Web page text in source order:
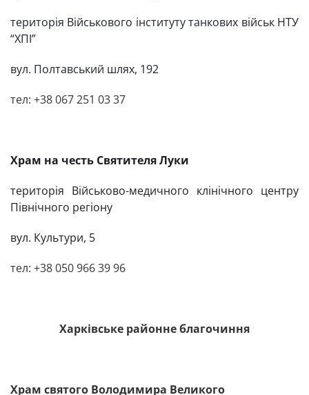
територія Військового інституту танкових військ НТУ
“ХПІ”
вул. Полтавський шлях, 192
тел: +38 067 251 03 37
Храм на честь Святителя Луки
територія Військово-медичного клінічного центру
Північного регіону
вул. Культури, 5
тел: +38 050 966 39 96
Харківське районне благочиння
Храм святого Володимира Великого